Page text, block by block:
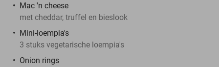
Mac 'n cheese
met cheddar, truffel en bieslook
Mini-loempia's
3 stuks vegetarische loempia's
Onion rings